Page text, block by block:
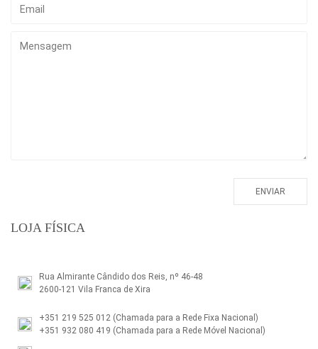
LOJA FÍSICA
Rua Almirante Cândido dos Reis, nº 46-48
2600-121 Vila Franca de Xira
+351 219 525 012 (Chamada para a Rede Fixa Nacional)
+351 932 080 419 (Chamada para a Rede Móvel Nacional)